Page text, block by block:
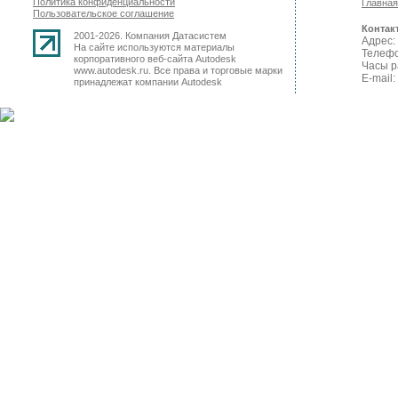
Пользовательское соглашение
2001-2026. Компания Датасистем
На сайте используются материалы
корпоративного веб-сайта Autodesk
www.autodesk.ru. Все права и торговые марки
принадлежат компании Autodesk
Главная
Адрес:
Часы
E-mail: